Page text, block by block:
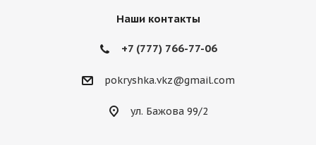
Наши контакты
+7 (777) 766-77-06
pokryshka.vkz@gmail.com
ул. Бажова 99/2